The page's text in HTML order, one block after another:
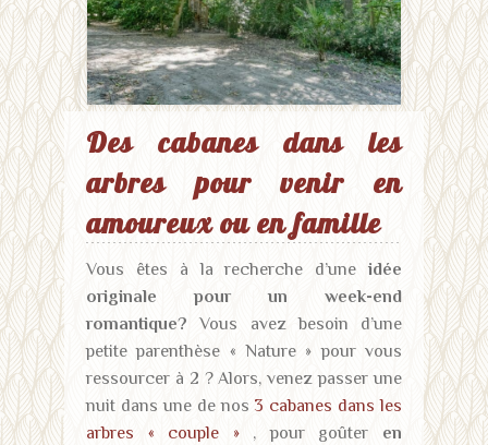
Des cabanes dans les
arbres pour venir en
amoureux ou en famille
Vous êtes à la recherche d’une idée
originale pour un week-end
romantique? Vous avez besoin d’une
petite parenthèse « Nature » pour vous
ressourcer à 2 ? Alors, venez passer une
nuit dans une de nos 3 cabanes dans les
arbres « couple », pour goûter en